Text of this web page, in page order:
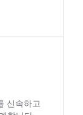
신속하고